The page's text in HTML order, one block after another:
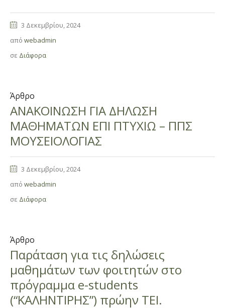
3 Δεκεμβρίου, 2024
από webadmin
σε Διάφορα
Άρθρο
ΑΝΑΚΟΙΝΩΣΗ ΓΙΑ ΔΗΛΩΣΗ
ΜΑΘΗΜΑΤΩΝ ΕΠΙ ΠΤΥΧΙΩ – ΠΠΣ
ΜΟΥΣΕΙΟΛΟΓΙΑΣ
3 Δεκεμβρίου, 2024
από webadmin
σε Διάφορα
Άρθρο
Παράταση για τις δηλώσεις
μαθημάτων των φοιτητών στο
πρόγραμμα e-students
(“ΚΑΛΗΝΤΙΡΗΣ”) πρώην ΤΕΙ.